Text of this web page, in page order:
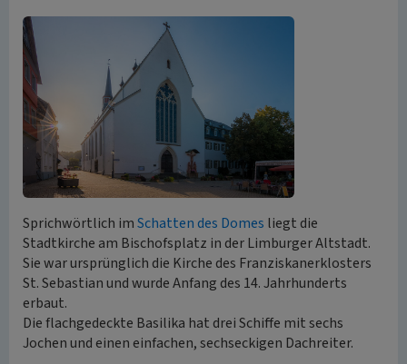
Sprichwörtlich imSchatten des Domes liegt die
Stadtkirche am Bischofsplatz in der Limburger Altstadt.
Sie war ursprünglich die Kirche des Franziskanerklosters
St. Sebastian und wurde Anfang des 14. Jahrhunderts
erbaut.
Die flachgedeckte Basilika hat drei Schiffe mit sechs
Jochen und einen einfachen, sechseckigen Dachreiter.